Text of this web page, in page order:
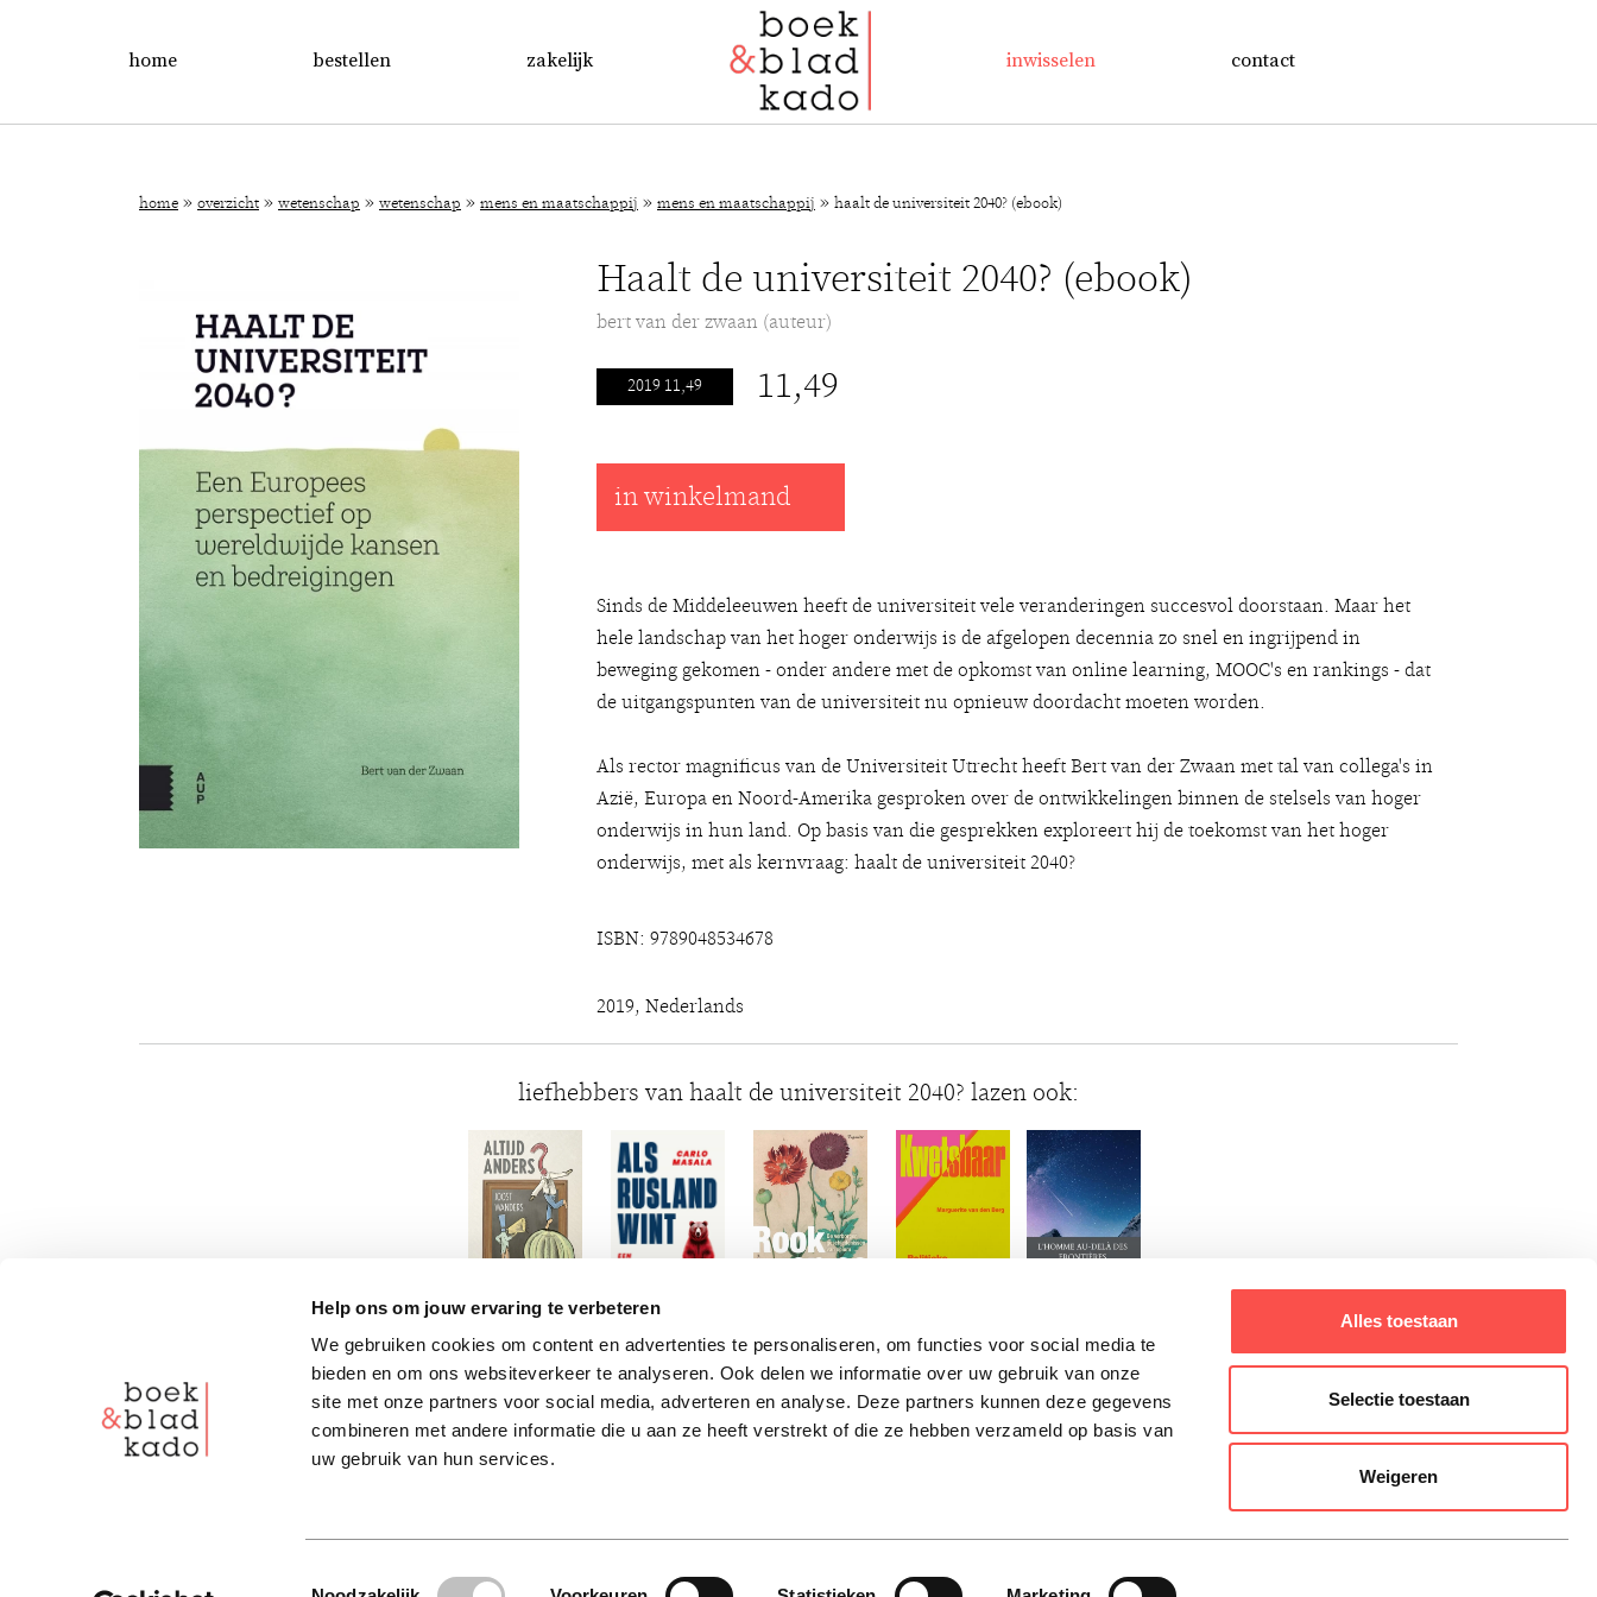
Help ons om jouw ervaring te verbeteren
We gebruiken cookies om content en advertenties te personaliseren, om functies voor social media te
bieden en om ons websiteverkeer te analyseren. Ook delen we informatie over uw gebruik van onze
site met onze partners voor social media, adverteren en analyse. Deze partners kunnen deze gegevens
combineren met andere informatie die u aan ze heeft verstrekt of die ze hebben verzameld op basis van
uw gebruik van hun services.
Alles toestaan
Selectie toestaan
Weigeren
home bestellen zakelijk inwisselen contact
home » overzicht » wetenschap » wetenschap » mens en maatschappij » mens en maatschappij » haalt de universiteit 2040? (ebook)
Haalt de universiteit 2040? (ebook)
bert van der zwaan (auteur)
2019 11,49 11,49
in winkelmand
Sinds de Middeleeuwen heeft de universiteit vele veranderingen succesvol doorstaan. Maar het
hele landschap van het hoger onderwijs is de afgelopen decennia zo snel en ingrijpend in
beweging gekomen - onder andere met de opkomst van online learning, MOOC's en rankings - dat
de uitgangspunten van de universiteit nu opnieuw doordacht moeten worden.
Als rector magnificus van de Universiteit Utrecht heeft Bert van der Zwaan met tal van collega's in
Azië, Europa en Noord-Amerika gesproken over de ontwikkelingen binnen de stelsels van hoger
onderwijs in hun land. Op basis van die gesprekken exploreert hij de toekomst van het hoger
onderwijs, met als kernvraag: haalt de universiteit 2040?
ISBN: 9789048534678
2019, Nederlands
liefhebbers van haalt de universiteit 2040? lazen ook: